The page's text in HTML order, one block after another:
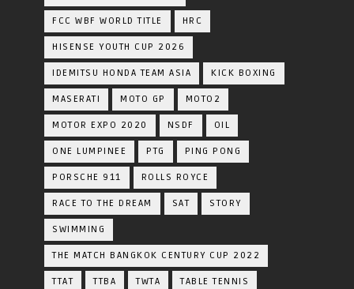
FCC WBF WORLD TITLE HRC
HISENSE YOUTH CUP 2026
IDEMITSU HONDA TEAM ASIA KICK BOXING
MASERATI MOTO GP MOTO2
MOTOR EXPO 2020 NSDF OIL
ONE LUMPINEE PTG PING PONG
PORSCHE 911 ROLLS ROYCE
RACE TO THE DREAM SAT STORY
SWIMMING
THE MATCH BANGKOK CENTURY CUP 2022
TTAT TTBA TWTA TABLE TENNIS